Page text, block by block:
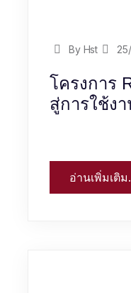
By Hst
โครงการ
สู่การใช้งา
อ่านเพิ่มเติม